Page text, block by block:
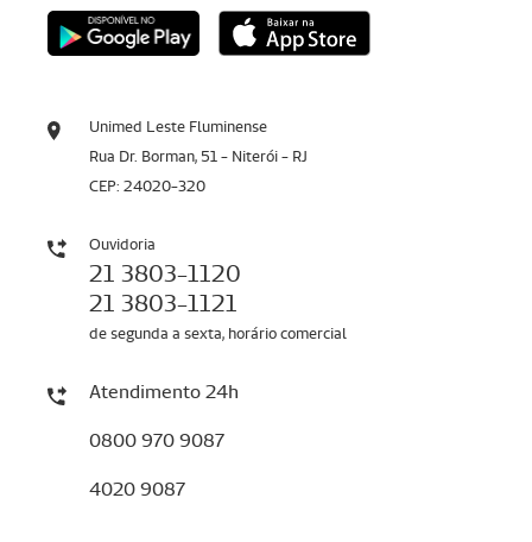
Unimed Leste Fluminense
Rua Dr. Borman, 51 - Niterói - RJ
CEP: 24020-320
Ouvidoria
21 3803-1120
21 3803-1121
de segunda a sexta, horário comercial
Atendimento 24h
0800 970 9087
4020 9087